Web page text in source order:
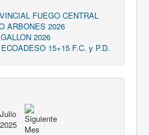
FUEGO CENTRAL
ARBONES 2026
2026
15+15 F.C. y P.D.
Julio
2025